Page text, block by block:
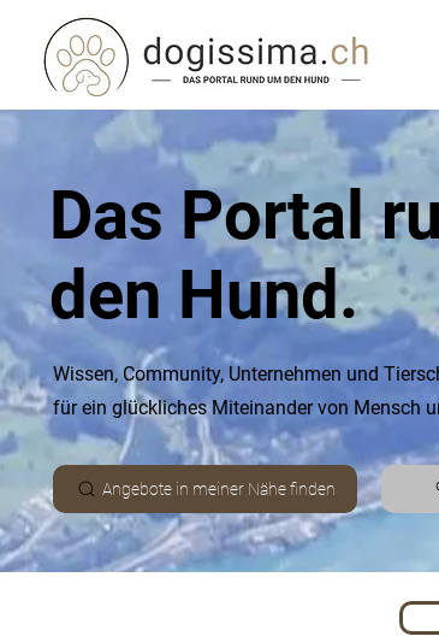
Angebote in meiner Nähe finden
Wissen, Community, Unternehmen und
für ein glückliches Miteinander von Mensch
Das Portal
den Hund.